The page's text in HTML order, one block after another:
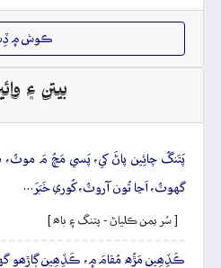
ڪوش ۾
بيتن ۽
پَتَنگُ چائِين پاڻَ کي، پَسي مَچُ مَ موٽُ،
گهوٽُ، اَڃا تُون آروٽُ، کُوري خَبَرَ…
[ سُر يمن ڪلياڻ - پتنگ ۽ باھ ]
ڪَڏِھِين مَڙُه مُقامَ ۾، ڪَڏِھِين ڳاڙِھو